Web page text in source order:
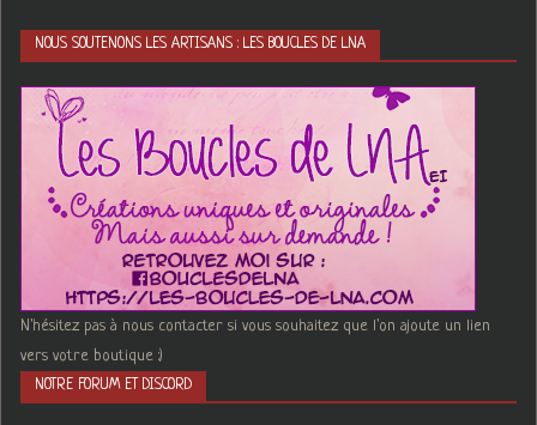
NOUS SOUTENONS LES ARTISANS : LES BOUCLES DE LNA
N'hésitez pas à nous contacter si vous souhaitez que l'on ajoute un lien
vers votre boutique :)
NOTRE FORUM ET DISCORD